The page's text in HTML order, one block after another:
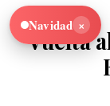
Vuelta
Navidad ×